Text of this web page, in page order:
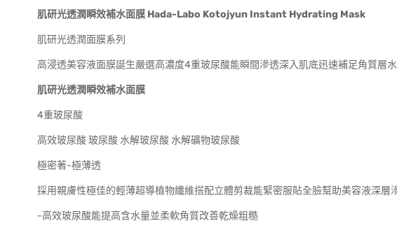
肌研光透潤瞬效補水面膜 Hada-Labo Kotojyun Instant Hydrating Mask
肌研光透潤面膜系列
高浸透美容液面膜誕生嚴選高濃度4重玻尿酸能瞬間滲透深入肌底迅速補足角質層
肌研光透潤瞬效補水面膜
4重玻尿酸
高效玻尿酸 玻尿酸 水解玻尿酸 水解礦物玻尿酸
極密著-極薄透
採用親膚性極佳的輕薄超導植物纖維搭配立體剪裁能緊密服貼全臉幫助美容液深層
-高效玻尿酸能提高含水量並柔軟角質改善乾燥粗糙